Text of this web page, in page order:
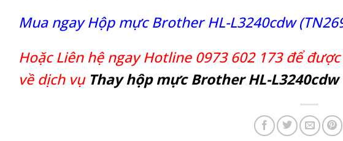
Mua ngay Hộp mực Brother HL-L3240cdw
Hoặc Liên hệ ngay Hotline 0973 602 173 để
về dịch vụ Thay hộp mực Brother HL-L3240cdw